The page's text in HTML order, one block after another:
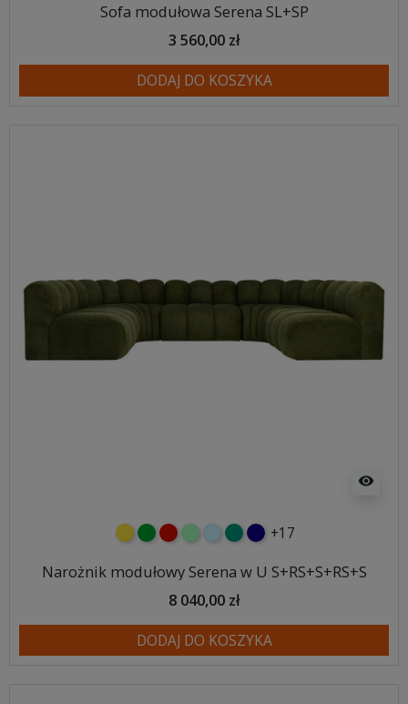
Sofa modułowa Serena SL+SP
3 560,00 zł
DODAJ DO KOSZYKA
visibility
żółtyzielonyczerwony
miętowybłękitnyturkusowy
granatowy
+17
Narożnik modułowy Serena w U S+RS+S+RS+S
8 040,00 zł
DODAJ DO KOSZYKA